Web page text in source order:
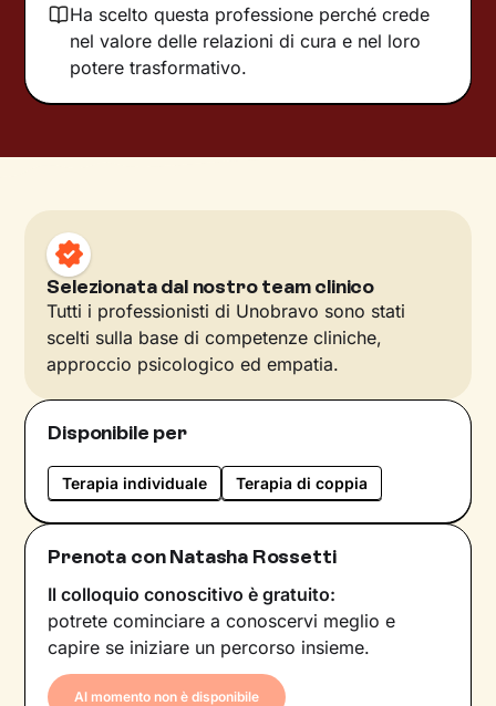
Ha scelto questa professione perché crede
nel valore delle relazioni di cura e nel loro
potere trasformativo.
Selezionata dal nostro team clinico
Tutti i professionisti di Unobravo sono stati
scelti sulla base di competenze cliniche,
approccio psicologico ed empatia.
Disponibile per
Terapia individuale Terapia di coppia
Prenota con Natasha Rossetti
Il colloquio conoscitivo è gratuito:
potrete cominciare a conoscervi meglio e
capire se iniziare un percorso insieme.
Al momento non è disponibile